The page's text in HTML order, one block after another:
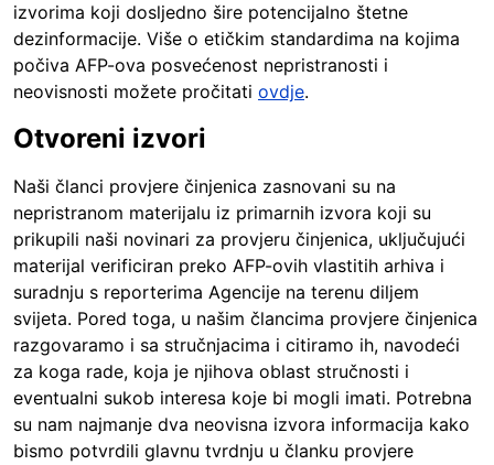
izvorima koji dosljedno šire potencijalno štetne
dezinformacije. Više o etičkim standardima na kojima
počiva AFP-ova posvećenost nepristranosti i
neovisnosti možete pročitati ovdje.
Otvoreni izvori
Naši članci provjere činjenica zasnovani su na
nepristranom materijalu iz primarnih izvora koji su
prikupili naši novinari za provjeru činjenica, uključujući
materijal verificiran preko AFP-ovih vlastitih arhiva i
suradnju s reporterima Agencije na terenu diljem
svijeta. Pored toga, u našim člancima provjere činjenica
razgovaramo i sa stručnjacima i citiramo ih, navodeći
za koga rade, koja je njihova oblast stručnosti i
eventualni sukob interesa koje bi mogli imati. Potrebna
su nam najmanje dva neovisna izvora informacija kako
bismo potvrdili glavnu tvrdnju u članku provjere